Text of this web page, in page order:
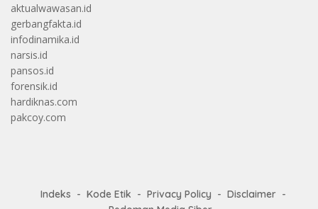
aktualwawasan.id
gerbangfakta.id
infodinamika.id
narsis.id
pansos.id
forensik.id
hardiknas.com
pakcoy.com
Indeks Kode Etik Privacy Policy
Disclaimer